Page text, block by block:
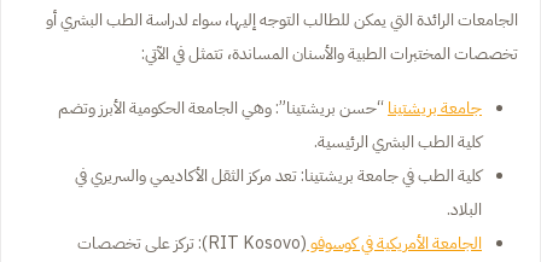
الجامعات الرائدة التي يمكن للطالب التوجه إليها، سواء لدراسة الطب البشري أو
تخصصات المختبرات الطبية والأسنان المساندة، تتمثل في الآتي:
جامعة بريشتينا“حسن بريشتينا”: وهي الجامعة الحكومية الأبرز وتضم
كلية الطب البشري الرئيسية.
كلية الطب في جامعة بريشتينا: تعد مركز الثقل الأكاديمي والسريري في
البلاد.
الجامعة الأمريكية في كوسوفو
(RIT Kosovo): تركز على تخصصات